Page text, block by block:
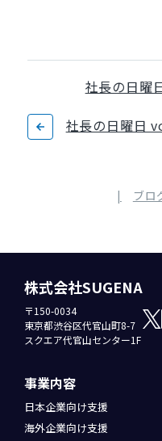
社長の日
社長の日曜日
ブロ
株式会社SUGENA
〒150-0034
東京都渋谷区代官山町8-7
スクエア代官山センター1F
事業内容
日本企業向け支援
海外企業向け支援